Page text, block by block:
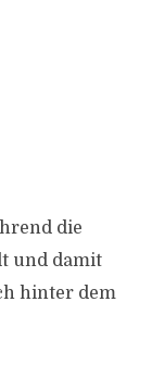
die
und damit
hinter dem